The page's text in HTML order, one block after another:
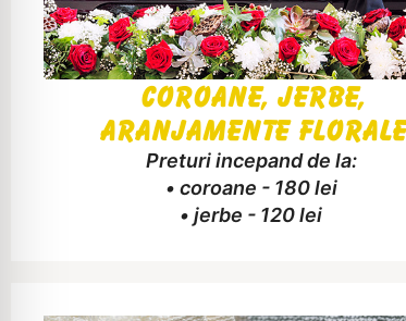
Coroane, Jerbe,
Aranjamente Florale
Preturi incepand de la:
• coroane - 180 lei
• jerbe - 120 lei